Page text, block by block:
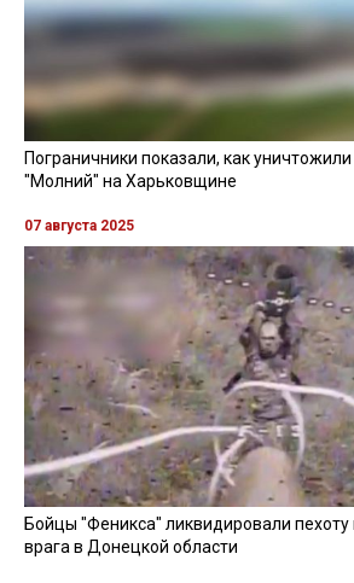
Пограничники показали, как
"Молний" на Харьковщине
07 августа 2025
Бойцы "Феникса" ликвидировали пехоту
врага в Донецкой области